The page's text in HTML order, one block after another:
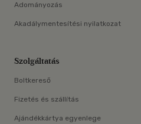
Adományozás
Akadálymentesítési nyilatkozat
Szolgáltatás
Boltkereső
Fizetés és szállítás
Ajándékkártya egyenlege